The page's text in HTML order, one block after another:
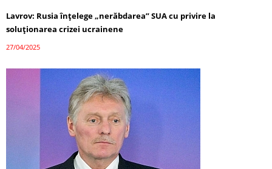
Lavrov: Rusia înțelege „nerăbdarea” SUA cu privire la
soluționarea crizei ucrainene
27/04/2025